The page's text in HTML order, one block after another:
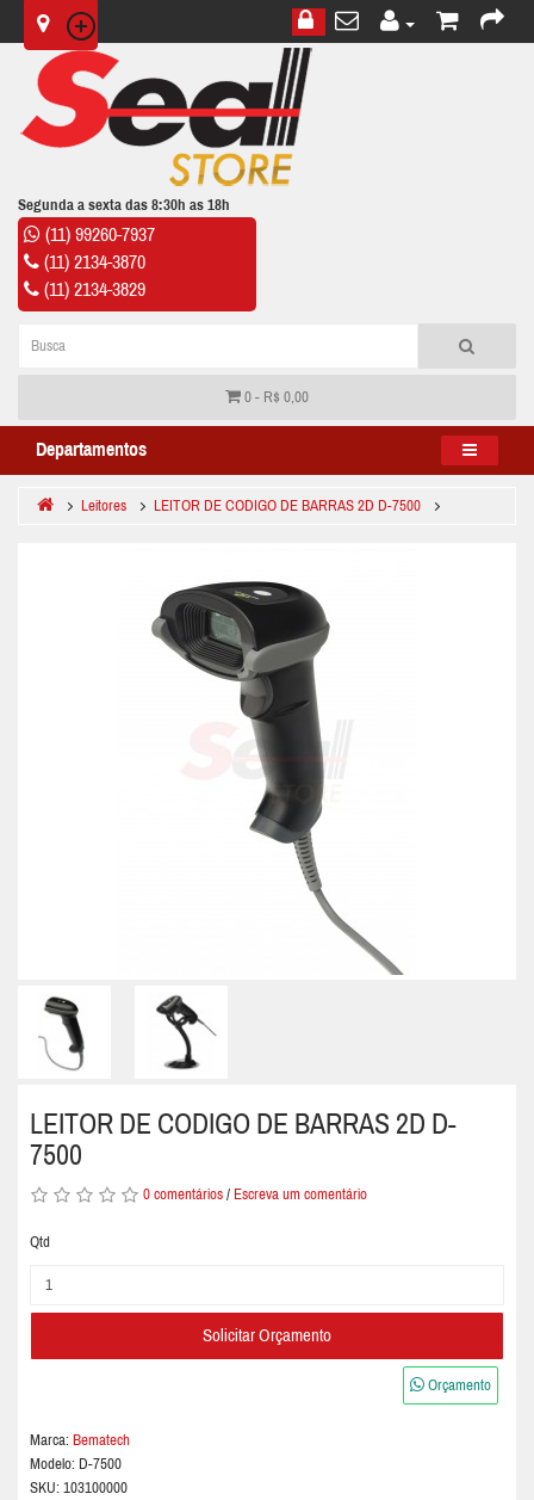
Segunda a sexta das 8:30h as 18h
(11) 99260-7937
(11) 2134-3870
(11) 2134-3829
0 - R$ 0,00
Departamentos
Leitores LEITOR DE CODIGO DE BARRAS 2D D-7500
LEITOR DE CODIGO DE BARRAS 2D D-
7500
0 comentários / Escreva um comentário
Qtd
Solicitar Orçamento
Orçamento
Marca: Bematech
Modelo: D-7500
SKU: 103100000